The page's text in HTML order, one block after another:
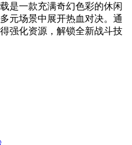
是一款充满奇幻色彩的休闲
元场景中展开热血对决。通
强化资源，解锁全新战斗技